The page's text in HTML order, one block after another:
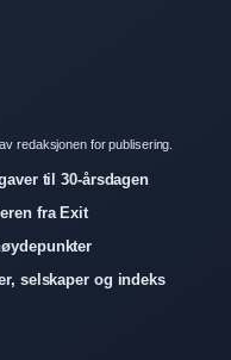
redaksjonen for publisering.
til 30-årsdagen
fra Exit
selskaper og indeks